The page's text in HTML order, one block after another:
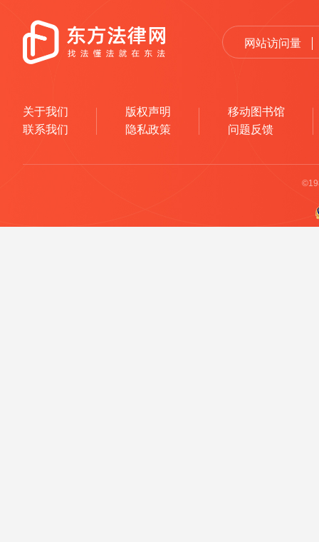
网站访问量
关于我们
联系我们
版权声明
隐私政策
移动图书馆
问题反馈